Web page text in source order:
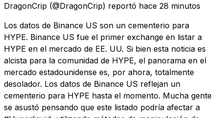
DragonCrip (@DragonCrip) reportó hace 28 minutos
Los datos de Binance US son un cementerio para
HYPE. Binance US fue el primer exchange en listar a
HYPE en el mercado de EE. UU. Si bien esta noticia es
alcista para la comunidad de HYPE, el panorama en el
mercado estadounidense es, por ahora, totalmente
desolador. Los datos de Binance US reflejan un
cementerio para HYPE hasta el momento. Mucha gente
se asustó pensando que este listado podría afectar a